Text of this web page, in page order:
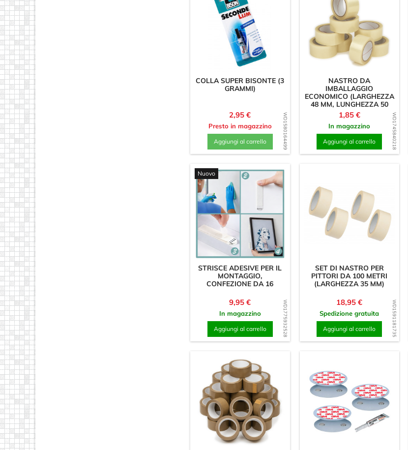
WD1580164499
COLLA SUPER BISONTE (3
GRAMMI)
Prezzo
2,95 €
Presto in magazzino
Aggiungi al carrello WD1745840218
NASTRO DA
IMBALLAGGIO
ECONOMICO (LARGHEZZA
48 MM, LUNGHEZZA 50
METRI,...
Prezzo
1,85 €
In magazzino
Aggiungi al carrello
WD1775932528
Nuovo
STRISCE ADESIVE PER IL
MONTAGGIO,
CONFEZIONE DA 16
Prezzo
9,95 €
In magazzino
Aggiungi al carrello WD1591181735
SET DI NASTRO PER
PITTORI DA 100 METRI
(LARGHEZZA 35 MM)
Prezzo
18,95 €
Spedizione gratuita
Aggiungi al carrello